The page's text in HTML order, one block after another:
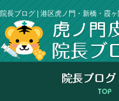
院長ブログ | 港区虎ノ門・新橋・霞